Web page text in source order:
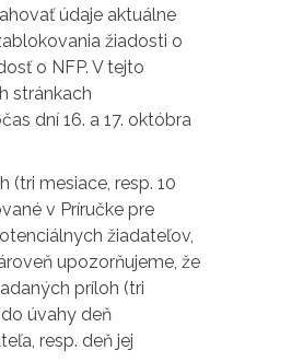
údaje aktuálne
žiadosti o
o NFP. V tejto
stránkach
dní 16. a 17. októbra
(tri mesiace, resp. 10
v Príručke pre
žiadateľov,
upozorňujeme, že
príloh (tri
úvahy deň
resp. deň jej